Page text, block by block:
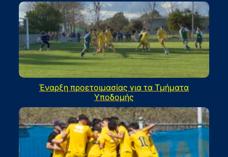
Έναρξη προετοιμασίας για τα Τμήματα
Υποδομής